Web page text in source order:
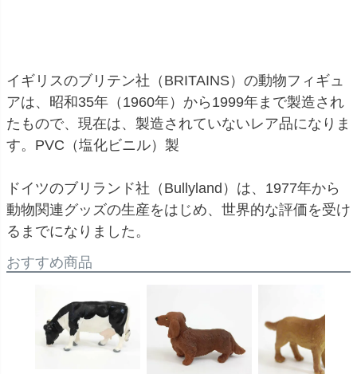
イギリスのブリテン社（BRITAINS）の動物フィギュ
アは、昭和35年（1960年）から1999年まで製造され
たもので、現在は、製造されていないレア品になりま
す。 PVC（塩化ビニル）製
ドイツのブリランド社（Bullyland）は、1977年から
動物関連グッズの生産をはじめ、世界的な評価を受け
るまでになりました。
おすすめ商品